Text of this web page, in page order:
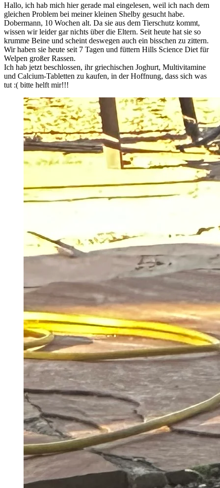
Hallo, ich hab mich hier gerade mal eingelesen, weil ich nach dem
gleichen Problem bei meiner kleinen Shelby gesucht habe.
Dobermann, 10 Wochen alt. Da sie aus dem Tierschutz kommt,
wissen wir leider gar nichts über die Eltern. Seit heute hat sie so
krumme Beine und scheint deswegen auch ein bisschen zu zittern.
Wir haben sie heute seit 7 Tagen und füttern Hills Science Diet für
Welpen großer Rassen.
Ich hab jetzt beschlossen, ihr griechischen Joghurt, Multivitamine
und Calcium-Tabletten zu kaufen, in der Hoffnung, dass sich was
tut :( bitte helft mir!!!